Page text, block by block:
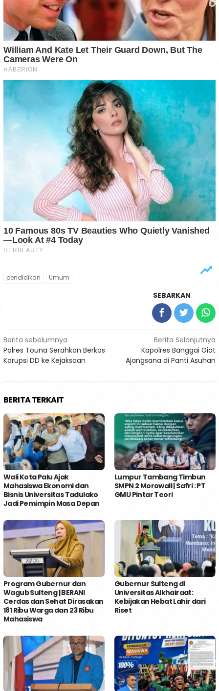
pendidikan Umum
SEBARKAN
Navigasi
pos
Berita sebelumnya
Polres Touna Serahkan Berkas
Korupsi DD ke Kejaksaan
Berita Selanjutnya
Kapolres Banggai Giat
Ajangsana di Panti Asuhan
BERITA TERKAIT
Wali Kota Palu Ajak
Mahasiswa Ekonomi dan
Bisnis Universitas Tadulako
Jadi Pemimpin Masa Depan
Lumpur Tambang Timbun
SMPN 2 Morowali | Safri : PT
GMU Pintar Teori
Program Gubernur dan
Wagub Sulteng | BERANI
Cerdas dan Sehat Dirasakan
181 Ribu Warga dan 23 Ribu
Mahasiswa
Gubernur Sulteng di
Universitas Alkhairaat:
Kebijakan Hebat Lahir dari
Riset